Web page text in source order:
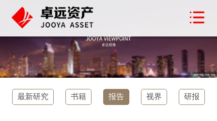
最新研究 书籍 报告 视界 研报